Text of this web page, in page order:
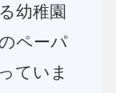
幼稚園
ペーパ
ていま